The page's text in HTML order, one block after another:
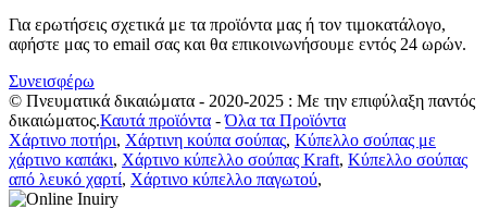
Για ερωτήσεις σχετικά με τα προϊόντα μας ή τον τιμοκατάλογο,
αφήστε μας το email σας και θα επικοινωνήσουμε εντός 24 ωρών.
Συνεισφέρω
© Πνευματικά δικαιώματα - 2020-2025 : Με την επιφύλαξη παντός
δικαιώματος.Καυτά προϊόντα -Όλα τα Προϊόντα
Χάρτινο ποτήρι, Χάρτινη κούπα σούπας, Κύπελλο σούπας με
χάρτινο καπάκι, Χάρτινο κύπελλο σούπας Kraft, Κύπελλο σούπας
από λευκό χαρτί, Χάρτινο κύπελλο παγωτού,